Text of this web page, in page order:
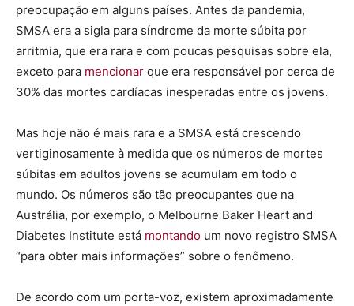
preocupação em alguns países. Antes da pandemia,
SMSA era a sigla para síndrome da morte súbita por
arritmia, que era rara e com poucas pesquisas sobre ela,
exceto para mencionar que era responsável por cerca de
30% das mortes cardíacas inesperadas entre os jovens.
Mas hoje não é mais rara e a SMSA está crescendo
vertiginosamente à medida que os números de mortes
súbitas em adultos jovens se acumulam em todo o
mundo. Os números são tão preocupantes que na
Austrália, por exemplo, o Melbourne Baker Heart and
Diabetes Institute está montando um novo registro SMSA
“para obter mais informações” sobre o fenômeno.
De acordo com um porta-voz, existem aproximadamente